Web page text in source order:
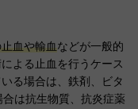
血や輸血などが一般的
よる止血を行うケース
る場合は、鉄剤、ビタ
は抗生物質、抗炎症薬